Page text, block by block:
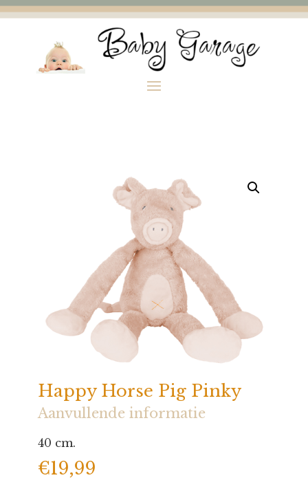
Happy Horse Pig Pinky
Aanvullende informatie
40 cm.
€19,99